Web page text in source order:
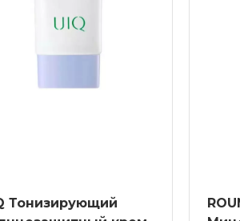
Тонизирующий